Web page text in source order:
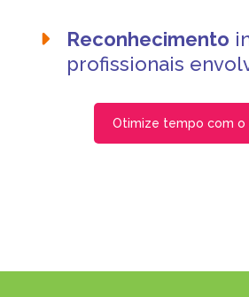
Reconhecimento
profissionais
Otimize tempo com o